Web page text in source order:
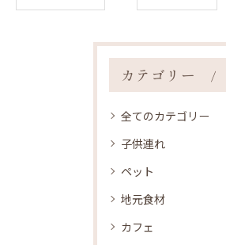
カテゴリー
全てのカテゴリー
子供連れ
ペット
地元食材
カフェ